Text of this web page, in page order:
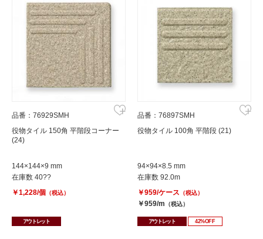
品番：76929SMH
役物タイル 150角 平階段コーナー
(24)
144×144×9 mm
在庫数 40??
￥1,228/個
（税込）
アウトレット
品番：76897SMH
役物タイル 100角 平階段 (21)
94×94×8.5 mm
在庫数 92.0m
￥959/ケース （税込）
￥959/m （税込）
アウトレット 42%OFF